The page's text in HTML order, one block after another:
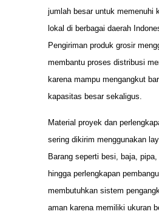
jumlah besar untuk memenuhi
lokal di berbagai daerah
Pengiriman produk grosir
membantu proses distribusi
karena mampu mengangkut
kapasitas besar sekaligus.
Material proyek dan
sering dikirim menggunakan
Barang seperti besi, baja, pipa,
hingga perlengkapan
membutuhkan sistem
aman karena memiliki ukuran